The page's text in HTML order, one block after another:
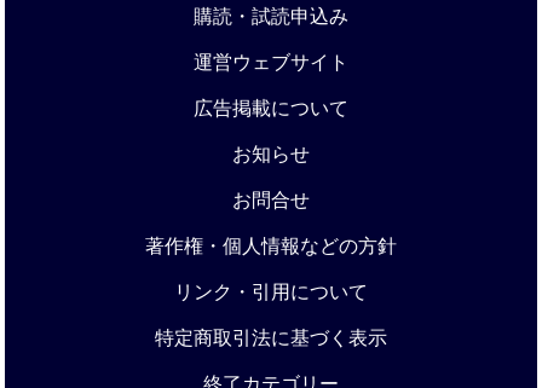
購読・試読申込み
運営ウェブサイト
広告掲載について
お知らせ
お問合せ
著作権・個人情報などの方針
リンク・引用について
特定商取引法に基づく表示